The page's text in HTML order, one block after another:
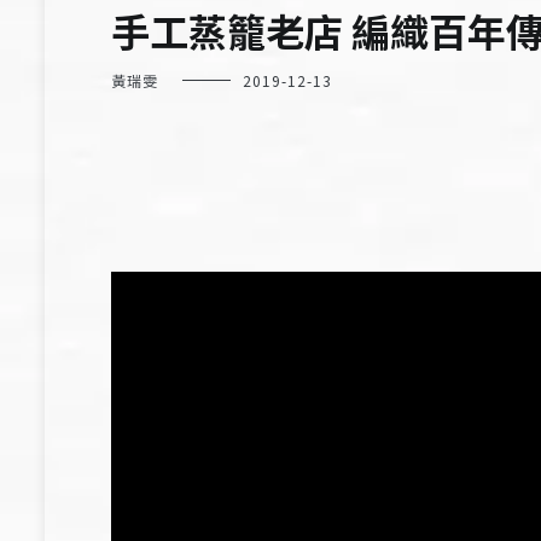
手工蒸籠老店 編織百年
黃瑞雯 2019-12-13